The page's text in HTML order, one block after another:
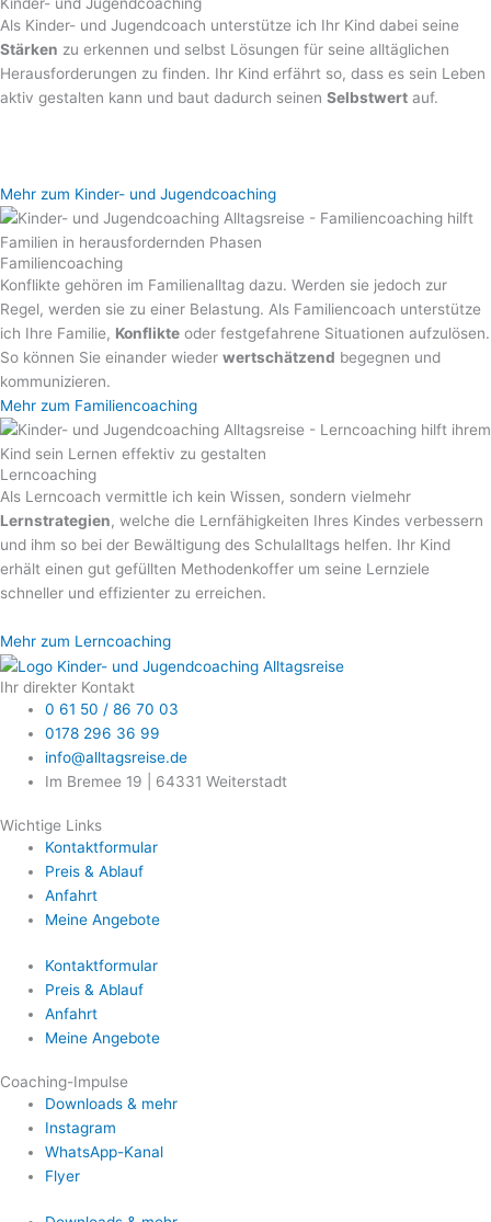
Als Kinder- und Jugendcoach unterstütze ich Ihr Kind dabei seine
Stärken zu erkennen und selbst Lösungen für seine alltäglichen
Herausforderungen zu finden. Ihr Kind erfährt so, dass es sein Leben
aktiv gestalten kann und baut dadurch seinen Selbstwert auf.
Mehr zum Kinder- und Jugendcoaching
Familiencoaching
Konflikte gehören im Familienalltag dazu. Werden sie jedoch zur
Regel, werden sie zu einer Belastung. Als Familiencoach unterstütze
ich Ihre Familie, Konflikte oder festgefahrene Situationen aufzulösen.
So können Sie einander wieder wertschätzend begegnen und
kommunizieren.
Mehr zum Familiencoaching
Lerncoaching
Als Lerncoach vermittle ich kein Wissen, sondern vielmehr
Lernstrategien, welche die Lernfähigkeiten Ihres Kindes verbessern
und ihm so bei der Bewältigung des Schulalltags helfen. Ihr Kind
erhält einen gut gefüllten Methodenkoffer um seine Lernziele
schneller und effizienter zu erreichen.
Mehr zum Lerncoaching
Ihr direkter Kontakt
0 61 50 / 86 70 03
0178 296 36 99
info@alltagsreise.de
Im Bremee 19 | 64331 Weiterstadt
Wichtige Links
Kontaktformular
Preis & Ablauf
Anfahrt
Meine Angebote
Kontaktformular
Preis & Ablauf
Anfahrt
Meine Angebote
Coaching-Impulse
Downloads & mehr
Instagram
WhatsApp-Kanal
Flyer